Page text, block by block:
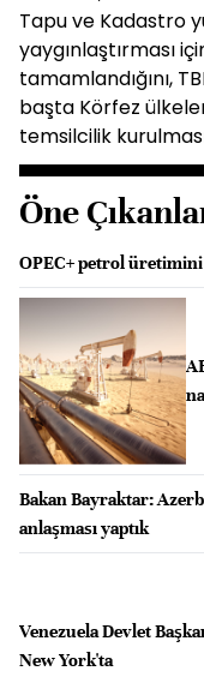
Tapu ve Kadastro
yaygınlaştırması
tamamlandığını,
başta Körfez
temsilcilik
Öne
OPEC+ petrol
Bakan Bayraktar:
anlaşması yaptık
Venezuela Devlet
New York'ta